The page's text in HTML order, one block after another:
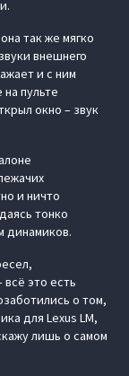
так же мягко
внешнего
и с ним
пульте
окно – звук
и ничто
тонко
динамиков.
это есть
о том,
для Lexus LM,
лишь о самом